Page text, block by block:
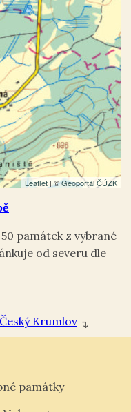
Krumlov ↴
Leaflet | ©Geoportál ČÚZK
památek z vybrané
od severu dle
památky